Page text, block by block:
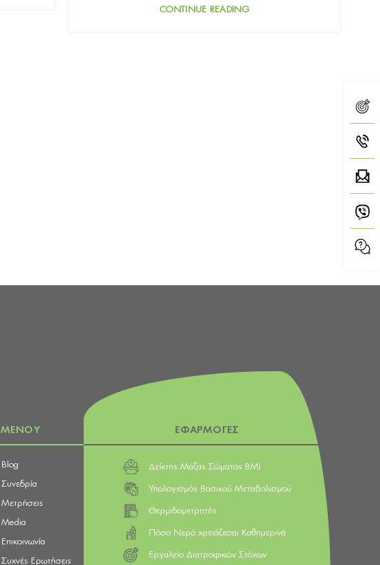
CONTINUE READING
ΜΕΝΟΥ
Blog
Συνεδρία
Μετρήσεις
Media
Επικοινωνία
Συχνές Ερωτήσεις
ΕΦΑΡΜΟΓΕΣ
Δείκτης Μάζας Σώματος BMI
Υπολογισμός Βασικού Μεταβολισμού
Θερμιδομετρητής
Πόσο Νερό χρειάζεσαι Καθημερινά
Εργαλείο Διατροφικών Στόχων